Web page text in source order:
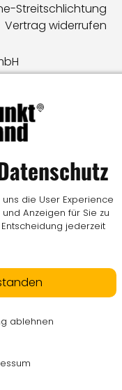
Streitschlichtung
Vertrag widerrufen
die User Experience
Anzeigen für Sie zu
jederzeit
ablehnen